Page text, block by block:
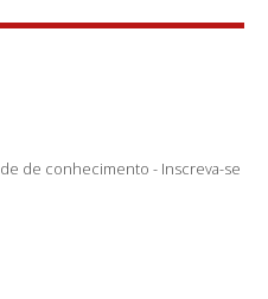
de conhecimento - Inscreva-se